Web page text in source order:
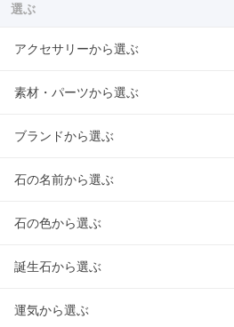
選ぶ
アクセサリーから選ぶ
素材・パーツから選ぶ
ブランドから選ぶ
石の名前から選ぶ
石の色から選ぶ
誕生石から選ぶ
運気から選ぶ